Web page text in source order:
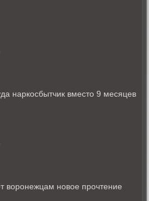
наркосбытчик вместо 9 месяцев
воронежцам новое прочтение